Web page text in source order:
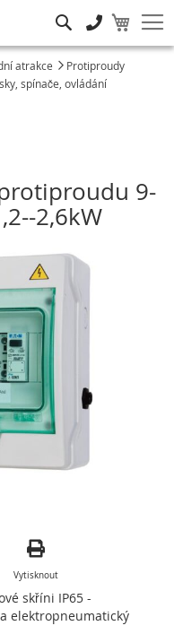
atrakce
Protiproudy
spínače, ovládání
9-
2,6kW
Vytisknout
skříni IP65 -
elektropneumatický